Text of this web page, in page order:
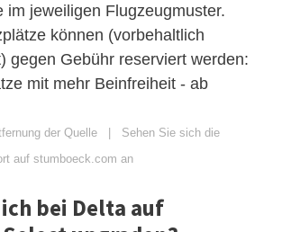
im jeweiligen Flugzeugmuster.
können (vorbehaltlich
gegen Gebühr reserviert werden:
mit mehr Beinfreiheit - ab
der Quelle | Sehen Sie sich die
auf stumboeck.com an
bei Delta auf